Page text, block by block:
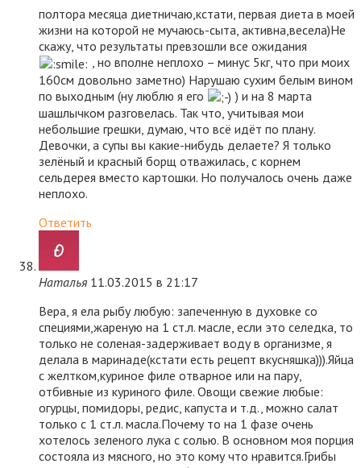
полтора месяца диетничаю,кстати, первая диета в моей
жизни на которой не мучаюсь-сыта, активна,весела)Не
скажу, что результаты превзошли все ожидания
, но вполне неплохо – минус 5кг, что при моих
160см довольно заметно) Нарушаю сухим белым вином
по выходным (ну люблю я его
) и на 8 марта
шашлычком разговелась. Так что, учитывая мои
небольшие грешки, думаю, что всё идёт по плану.
Девочки, а супы вы какие-нибудь делаете? Я только
зелёный и красный борщ отважилась, с корнем
сельдерея вместо картошки. Но получалось очень даже
неплохо.
Ответить
Наталья 11.03.2015 в 21:17
Вера, я ела рыбу любую: запеченную в духовке со
специями,жареную на 1 ст.л. масле, если это селедка, то
только не соленая-задерживает воду в организме, я
делала в маринаде(кстати есть рецепт вкусняшка))).Яйца
с желтком,куриное филе отварное или на пару,
отбивные из куриного филе. Овощи свежие любые:
огурцы, помидоры, редис, капуста и т.д., можно салат
только с 1 ст.л. масла.Почему то на 1 фазе очень
хотелось зеленого лука с солью. В основном моя порция
состояла из мясного, но это кому что нравится.Грибы